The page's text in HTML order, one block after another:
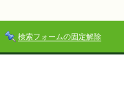
検索フォームの固定解除